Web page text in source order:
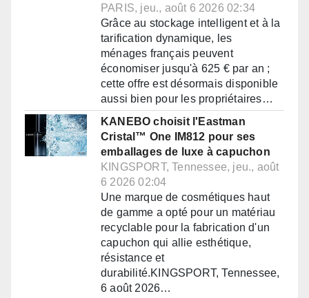
PARIS, jeu., août 6 2026 02:34
Grâce au stockage intelligent et à la
tarification dynamique, les
ménages français peuvent
économiser jusqu'à 625 € par an ;
cette offre est désormais disponible
aussi bien pour les propriétaires…
KANEBO choisit l'Eastman
Cristal™ One IM812 pour ses
emballages de luxe à capuchon
KINGSPORT, Tennessee, jeu., août
6 2026 02:04
Une marque de cosmétiques haut
de gamme a opté pour un matériau
recyclable pour la fabrication d'un
capuchon qui allie esthétique,
résistance et
durabilité.KINGSPORT, Tennessee,
6 août 2026…